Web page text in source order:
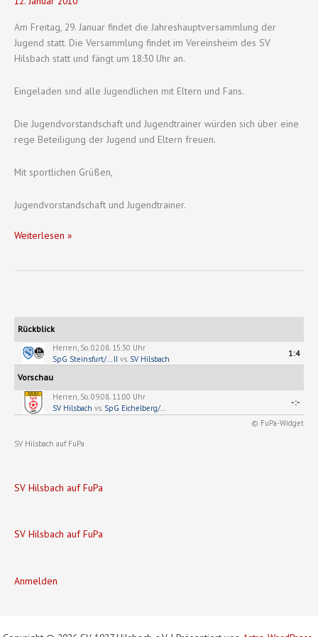
Am Freitag, 29. Januar findet die Jahreshauptversammlung der
Jugend statt. Die Versammlung findet im Vereinsheim des SV
Hilsbach statt und fängt um 18:30 Uhr an.
Eingeladen sind alle Jugendlichen mit Eltern und Fans.
Die Jugendvorstandschaft und Jugendtrainer würden sich über eine
rege Beteiligung der Jugend und Eltern freuen.
Mit sportlichen Grüßen,
Jugendvorstandschaft und Jugendtrainer.
Jahreshauptversammlung
Weiterlesen »
Rückblick
Herren, So. 02.08. 15:30 Uhr
SpG Steinsfurt/... II vs. SV Hilsbach
1:4
Vorschau
Herren, So. 09.08. 11:00 Uhr
SV Hilsbach vs. SpG Eichelberg/...
-:-
© FuPa-Widget
SV Hilsbach auf FuPa
SV Hilsbach auf FuPa
SV Hilsbach auf FuPa
Anmelden